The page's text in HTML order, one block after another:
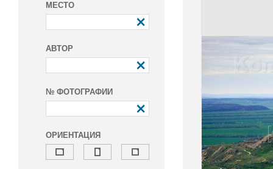
МЕСТО
АВТОР
№ ФОТОГРАФИИ
ОРИЕНТАЦИЯ